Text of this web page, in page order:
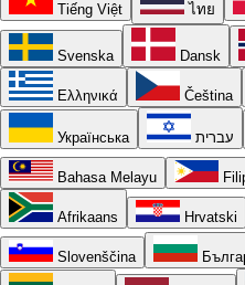
Tiếng Việt ไทย
Svenska Dansk
Ελληνικά Čeština
Українська עברית
Bahasa Melayu
Afrikaans Hrvatski
Slovenščina